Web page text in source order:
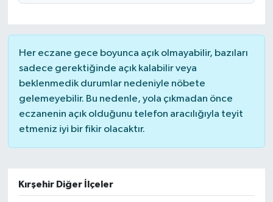
Her eczane gece boyunca açık olmayabilir, bazıları
sadece gerektiğinde açık kalabilir veya
beklenmedik durumlar nedeniyle nöbete
gelemeyebilir. Bu nedenle, yola çıkmadan önce
eczanenin açık olduğunu telefon aracılığıyla teyit
etmeniz iyi bir fikir olacaktır.
Kırşehir Diğer İlçeler